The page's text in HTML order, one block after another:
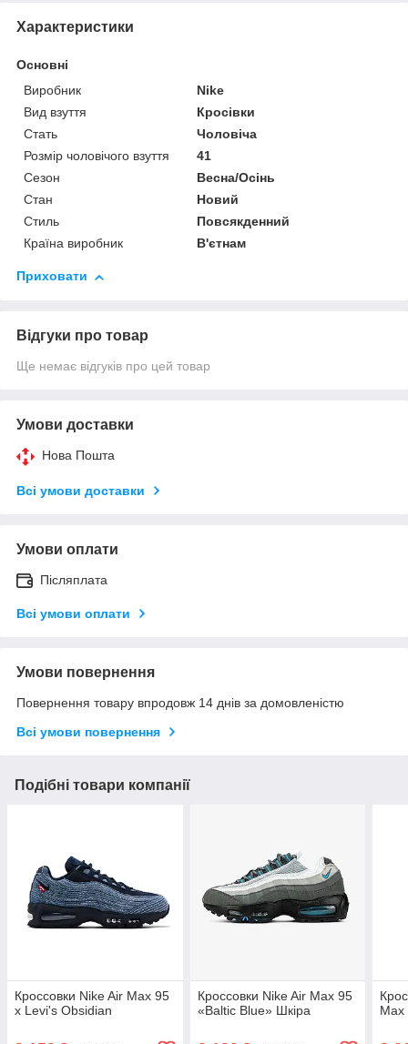
Характеристики
Основні
Виробник
Nike
Вид взуття
Кросівки
Стать
Чоловіча
Розмір чоловічого взуття
41
Сезон
Весна/Осінь
Стан
Новий
Стиль
Повсякденний
Країна виробник
В'єтнам
Приховати
Відгуки про товар
Ще немає відгуків про цей товар
Умови доставки
Нова Пошта
Всі умови доставки
Умови оплати
Післяплата
Всі умови оплати
Умови повернення
Повернення товару впродовж 14 днів за домовленістю
Всі умови повернення
Подібні товари компанії
Кроссовки Nike Air Max 95
x Levi's Obsidian
Кроссовки Nike Air Max 95
«Baltic Blue» Шкіра
Max